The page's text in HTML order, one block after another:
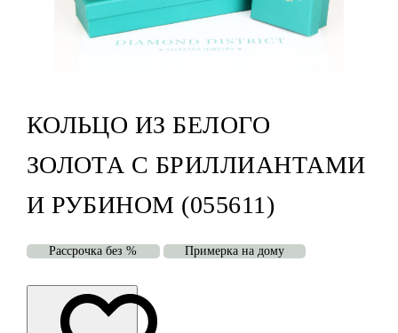
КОЛЬЦО ИЗ БЕЛОГО
ЗОЛОТА С БРИЛЛИАНТАМИ
И РУБИНОМ (055611)
Рассрочка без % Примерка на дому